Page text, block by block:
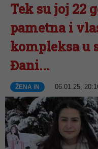
Tek su joj 22
pametna i
kompleksa u
Đani...
ŽENA iN 06.01.25,